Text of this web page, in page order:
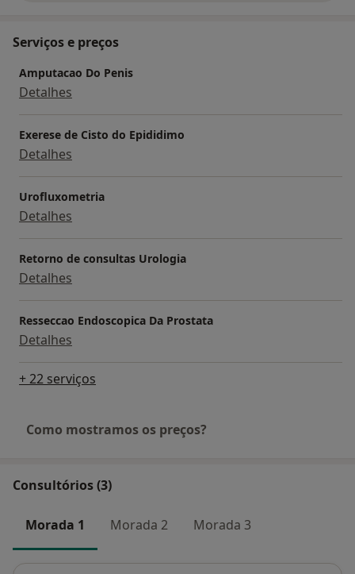
Serviços e preços
Amputacao Do Penis
Detalhes
Exerese de Cisto do Epididimo
Detalhes
Urofluxometria
Detalhes
Retorno de consultas Urologia
Detalhes
Resseccao Endoscopica Da Prostata
Detalhes
+ 22 serviços
Como mostramos os preços?
Consultórios (3)
Morada 1 Morada 2 Morada 3